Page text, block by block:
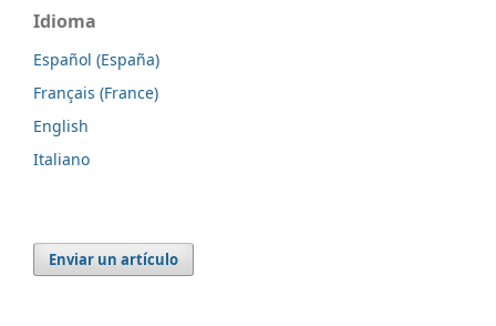
Idioma
Español (España)
Français (France)
English
Italiano
Enviar un artículo